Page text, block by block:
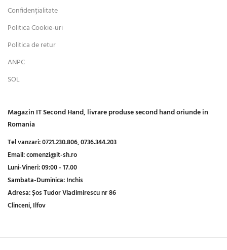
Confidențialitate
Politica Cookie-uri
Politica de retur
ANPC
SOL
Magazin IT Second Hand, livrare produse second hand oriunde in
Romania
Tel vanzari:0721.230.806,0736.344.203
Email:comenzi@it-sh.ro
Luni-Vineri:09:00 - 17.00
Sambata-Duminica:Inchis
Adresa:Șos Tudor Vladimirescu nr 86
Clinceni, Ilfov